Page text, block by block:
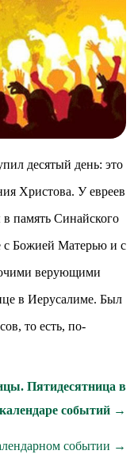
десятый день: это
Христова. У евреев
память Синайского
с Божией Матерью и с
верующими
в Иерусалиме. Был
то есть, по-
Пятидесятница в
календаре событий →
событии →